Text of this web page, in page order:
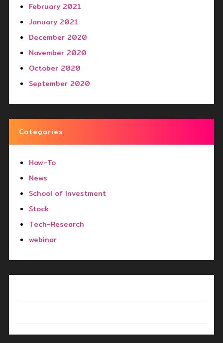
February 2021
January 2021
December 2020
November 2020
October 2020
September 2020
Categories
How-To
News
School of Investment
Stock
Tech-Research
webinar